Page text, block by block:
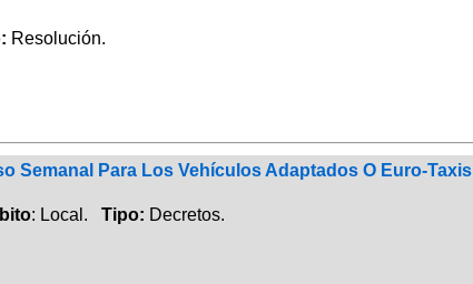
Resolución.
Semanal Para Los Vehículos Adaptados O Euro-Taxis
: Local. Tipo: Decretos.